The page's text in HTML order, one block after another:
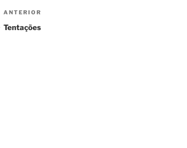
Navegação
de
Conteúdo
anterior
ANTERIOR
Tentações